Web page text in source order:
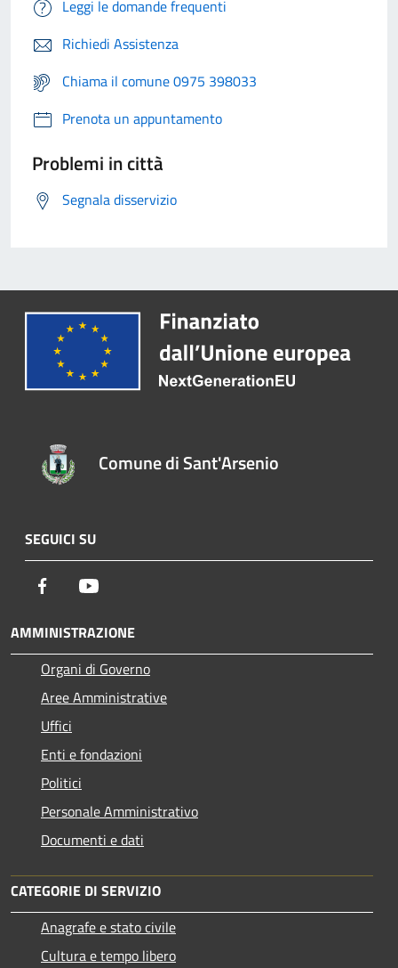
Leggi le domande frequenti
Richiedi Assistenza
Chiama il comune 0975 398033
Prenota un appuntamento
Problemi in città
Segnala disservizio
Comune di Sant'Arsenio
SEGUICI SU
Facebook
AMMINISTRAZIONE
Organi di Governo
Aree Amministrative
Uffici
Enti e fondazioni
Politici
Personale Amministrativo
Documenti e dati
CATEGORIE DI SERVIZIO
Anagrafe e stato civile
Cultura e tempo libero